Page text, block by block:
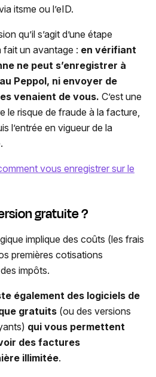
itsme ou l’eID.
qu’il s’agit d’une étape
fait un avantage : en vérifiant
ne peut s’enregistrer à
Peppol, ni envoyer de
venaient de vous. C’est une
le risque de fraude à la facture,
l’entrée en vigueur de la
vous enregistrer sur le
gratuite ?
implique des coûts (les frais
premières cotisations
impôts.
également des logiciels de
gratuits (ou des versions
qui vous permettent
des factures
illimitée.